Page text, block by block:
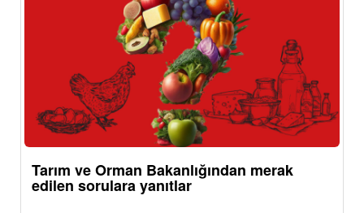
Tarım ve Orman Bakanlığından merak
edilen sorulara yanıtlar